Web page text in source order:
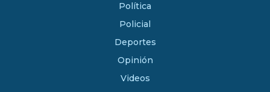
Política
Policial
Deportes
Opinión
Videos